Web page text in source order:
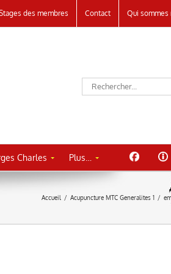
des membres Contact Qui sommes
Rechercher:
Charles Plus…
Accueil / Acupuncture MTC Generalites 1 /